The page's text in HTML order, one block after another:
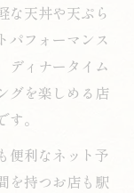
な天丼や天ぷら
パフォーマンス
ディナータイム
グを楽しめる店
。
便利なネット予
を持つお店も駅